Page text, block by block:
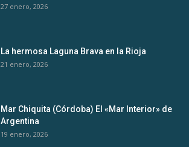
27 enero, 2026
La hermosa Laguna Brava en la Rioja
21 enero, 2026
Mar Chiquita (Córdoba) El «Mar Interior» de
Argentina
19 enero, 2026